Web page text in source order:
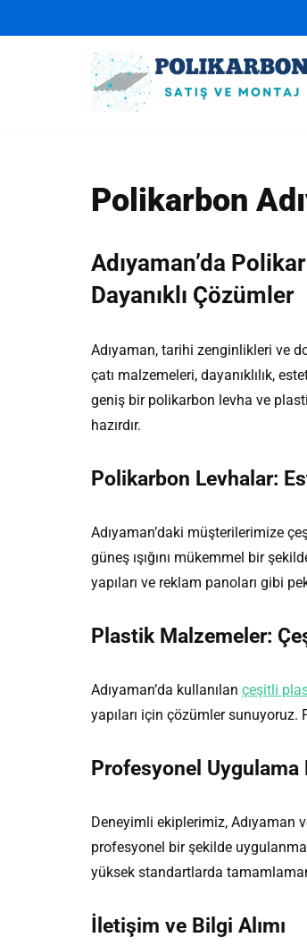
Polikarbon
Adıyaman’da
Dayanıklı Çözümler
Adıyaman, tarihi zenginlikleri ve
çatı malzemeleri, dayanıklılık,
geniş bir polikarbon levha ve
hazırdır.
Polikarbon Levhalar:
Adıyaman’daki müşterilerimize
güneş ışığını mükemmel bir
yapıları ve reklam panoları gibi
Plastik Malzemeler:
Adıyaman’da kullanılan çeşitli
yapıları için çözümler
Profesyonel Uygulama
Deneyimli ekiplerimiz, Adıyaman
profesyonel bir şekilde
yüksek standartlarda
İletişim ve Bilgi Alımı